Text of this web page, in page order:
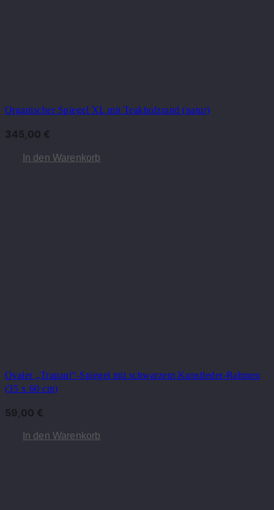
Organischer Spiegel XL mit Teakholzrand (natur)
345,00 €
In den Warenkorb
Ovaler „Trapani“-Spiegel mit schwarzem Kunstleder-Rahmen
(35 x 60 cm)
59,00 €
In den Warenkorb